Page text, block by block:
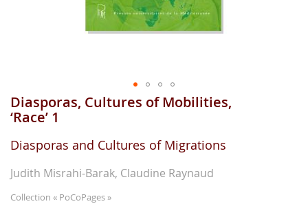
Aller
au
de
gallerie
d'image
Diasporas, Cultures of Mobilities,
‘Race’ 1
Diasporas and Cultures of Migrations
Judith Misrahi-Barak, Claudine Raynaud
Collection « PoCoPages »